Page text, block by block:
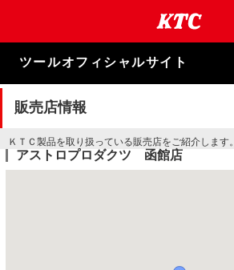
ま
キ
ツールオフィシャルサイト
販売店情報
ＫＴＣ製品を取り扱っている販売店をご紹介します。
アストロプロダクツ 函館店